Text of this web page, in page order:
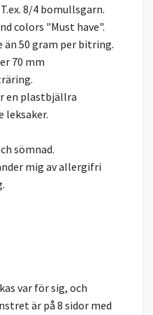
8/4 bomullsgarn.
colors "Must have".
än 50 gram per bitring.
70 mm
en plastbjällra
leksaker.
sömnad.
mig av allergifri
var för sig, och
är på 8 sidor med